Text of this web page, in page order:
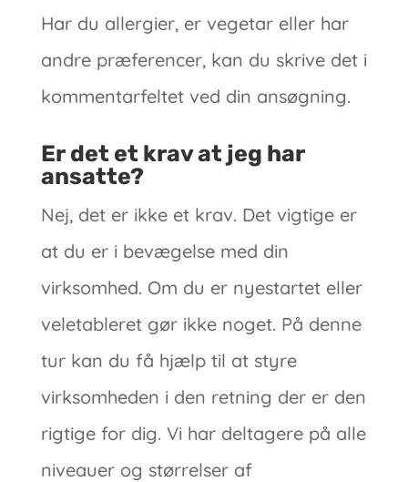
Har du allergier, er vegetar eller har
andre præferencer, kan du skrive det i
kommentarfeltet ved din ansøgning.
Er det et krav at jeg har
ansatte?
Nej, det er ikke et krav. Det vigtige er
at du er i bevægelse med din
virksomhed. Om du er nyestartet eller
veletableret gør ikke noget. På denne
tur kan du få hjælp til at styre
virksomheden i den retning der er den
rigtige for dig. Vi har deltagere på alle
niveauer og størrelser af